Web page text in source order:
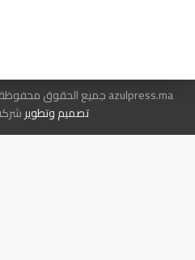
azulpress.ma جميع الحقوق محفوظة
تصميم وتطوير